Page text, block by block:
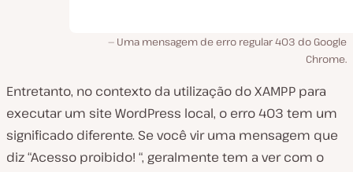
Uma mensagem de erro regular 403 do Google
Chrome.
Entretanto, no contexto da utilização do XAMPP para
executar um site WordPress local, o erro 403 tem um
significado diferente. Se você vir uma mensagem que
diz “Acesso proibido! “, geralmente tem a ver com o